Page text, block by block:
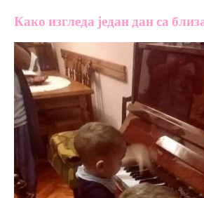
Како изгледа један дан са